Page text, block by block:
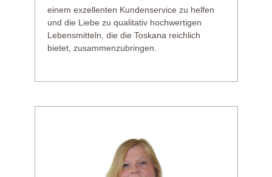
einem exzellenten Kundenservice zu helfen
und die Liebe zu qualitativ hochwertigen
Lebensmitteln, die die Toskana reichlich
bietet, zusammenzubringen.